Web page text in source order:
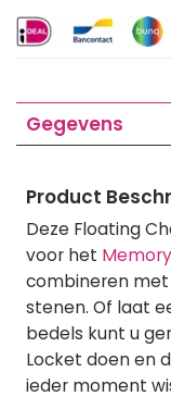
Gegevens
Product
Deze Floating
voor het
combineren
stenen. Of laat
bedels kunt u
Locket doen en
ieder moment